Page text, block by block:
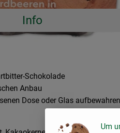
Info
Es wurden keine
Schokolade
Anbau
Dose oder Glas
Um